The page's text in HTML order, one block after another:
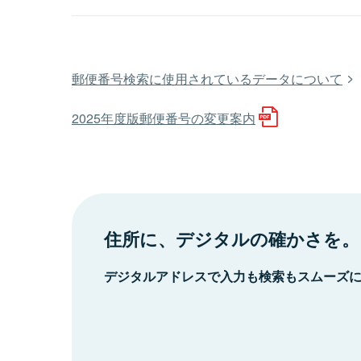
郵便番号検索に使用されているデータについて
2025年度版郵便番号の変更案内
住所に、デジタルの確かさを。
デジタルアドレスで入力も検索もスムーズ